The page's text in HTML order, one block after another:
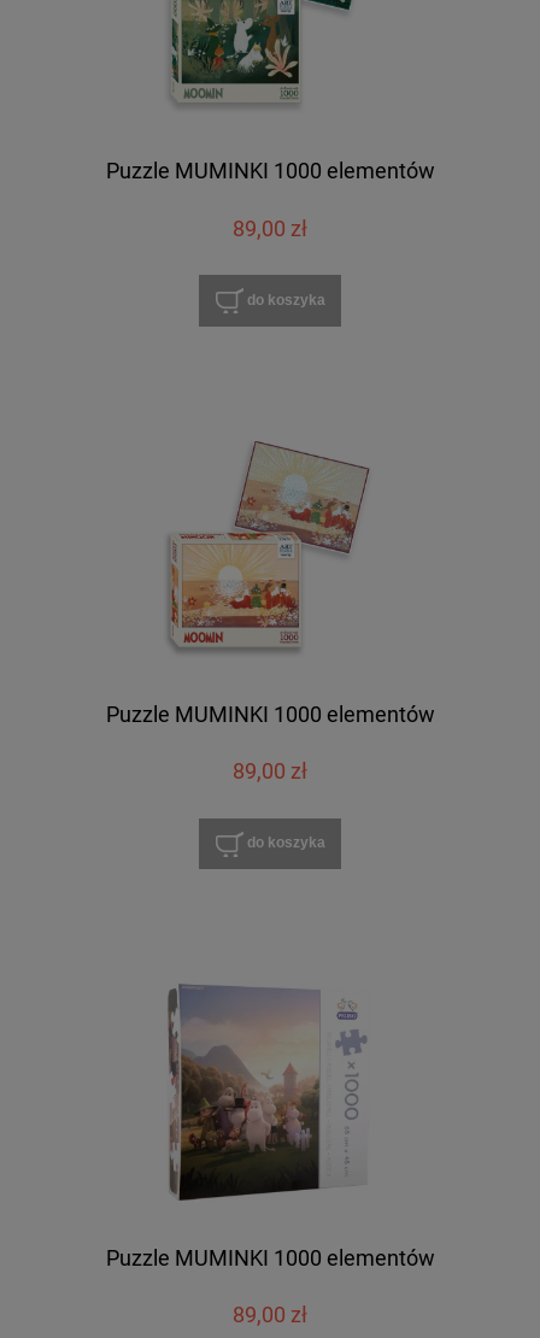
Puzzle MUMINKI 1000 elementów
89,00 zł
do koszyka
Puzzle MUMINKI 1000 elementów
89,00 zł
do koszyka
Puzzle MUMINKI 1000 elementów
89,00 zł